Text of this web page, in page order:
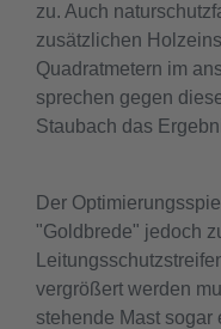
zu. Auch
zusätzlichen
Quadratmetern im
sprechen gegen
Staubach das
Der
"Goldbrede" jedoch
vergrößert werden
stehende Mast sogar